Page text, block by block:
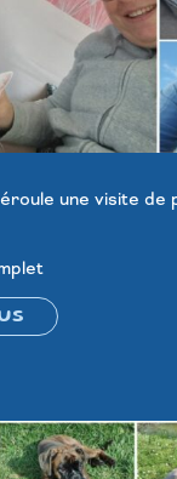
une visite de